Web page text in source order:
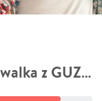
Szymaniak Adrian walka z GUZEM